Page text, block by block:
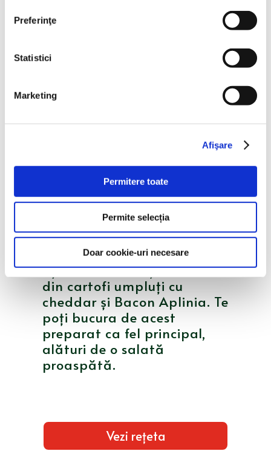
Preferinţe
Statistici
Marketing
Afişare
Permitere toate
Permite selecția
Doar cookie-uri necesare
bacon Alpinia
Încearcă această reţetă
uşoară de bărcuţe realizate
din cartofi umpluți cu
cheddar și Bacon Aplinia. Te
poţi bucura de acest
preparat ca fel principal,
alături de o salată
proaspătă.
Vezi rețeta